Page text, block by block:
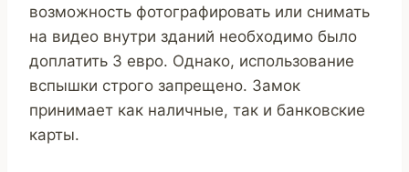
возможность фотографировать или снимать
на видео внутри зданий необходимо было
доплатить 3 евро. Однако, использование
вспышки строго запрещено. Замок
принимает как наличные, так и банковские
карты.